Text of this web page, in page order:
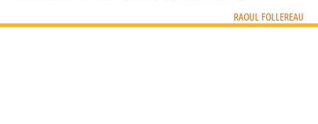
RAOUL FOLLEREAU